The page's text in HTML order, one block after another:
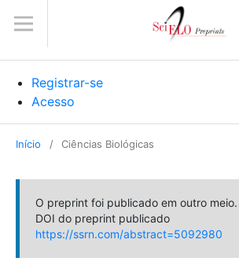
Registrar-se
Acesso
Início / Ciências Biológicas
O preprint foi publicado em outro meio.
DOI do preprint publicado
https://ssrn.com/abstract=5092980